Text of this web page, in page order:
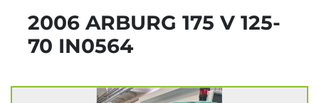
2006 ARBURG 175 V 125-
70 IN0564